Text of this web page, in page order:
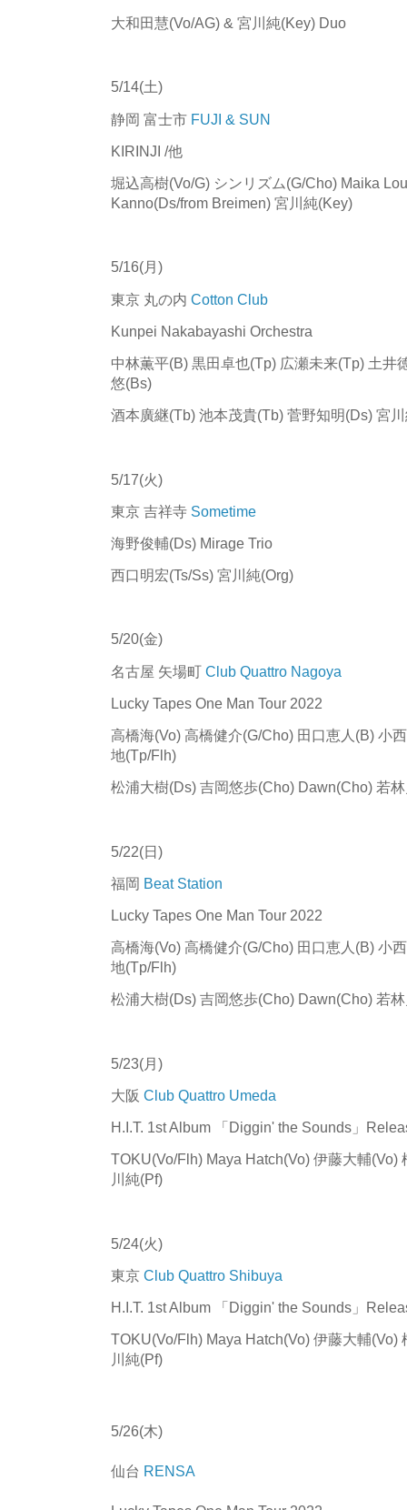
大和田慧(Vo/AG) & 宮川純(Key) Duo
5/14(土)
静岡 富士市 FUJI & SUN
KIRINJI /他
堀込高樹(Vo/G) シンリズム(G/Cho) Maika
Kanno(Ds/from Breimen) 宮川純(Key)
5/16(月)
東京 丸の内 Cotton Club
Kunpei Nakabayashi Orchestra
中林薫平(B) 黒田卓也(Tp) 広瀬未来(Tp) 土井
悠(Bs)
酒本廣継(Tb) 池本茂貴(Tb) 菅野知明(Ds) 宮
5/17(火)
東京 吉祥寺 Sometime
海野俊輔(Ds) Mirage Trio
西口明宏(Ts/Ss) 宮川純(Org)
5/20(金)
名古屋 矢場町 Club Quattro Nagoya
Lucky Tapes One Man Tour 2022
高橋海(Vo) 高橋健介(G/Cho) 田口恵人(B) 小
地(Tp/Flh)
松浦大樹(Ds) 吉岡悠歩(Cho) Dawn(Cho) 若
5/22(日)
福岡 Beat Station
Lucky Tapes One Man Tour 2022
高橋海(Vo) 高橋健介(G/Cho) 田口恵人(B) 小
地(Tp/Flh)
松浦大樹(Ds) 吉岡悠歩(Cho) Dawn(Cho) 若
5/23(月)
大阪 Club Quattro Umeda
H.I.T. 1st Album 「Diggin' the Sounds」
TOKU(Vo/Flh) Maya Hatch(Vo) 伊藤大輔(Vo)
川純(Pf)
5/24(火)
東京 Club Quattro Shibuya
H.I.T. 1st Album 「Diggin' the Sounds」
TOKU(Vo/Flh) Maya Hatch(Vo) 伊藤大輔(Vo)
川純(Pf)
5/26(木)
仙台 RENSA